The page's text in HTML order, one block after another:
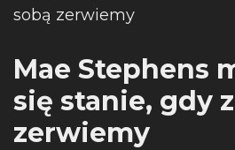
Mae Stephens
się stanie, gdy
zerwiemy